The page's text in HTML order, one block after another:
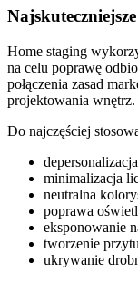
Home staging
na celu poprawę
połączenia zasad
projektowania wnętrz.
Do najczęściej
minimalizacja
neutralna
poprawa
eksponowanie
tworzenie
ukrywanie